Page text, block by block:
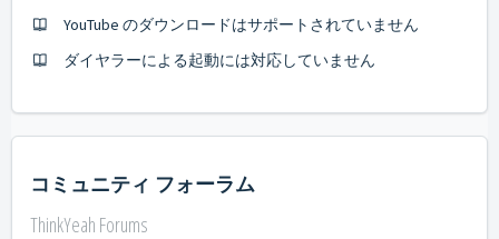
YouTube のダウンロードはサポートされていません
ダイヤラーによる起動には対応していません
コミュニティ フォーラム
ThinkYeah Forums